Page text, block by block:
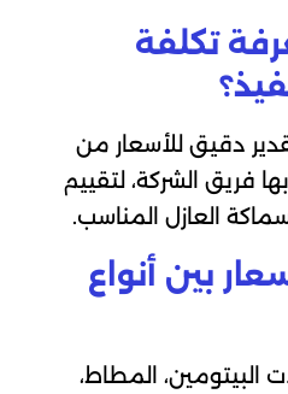
تكلفة
دقيق للأسعار من
فريق الشركة، لتقييم
العازل المناسب.
بين أنواع
البيتومين، المطاط،